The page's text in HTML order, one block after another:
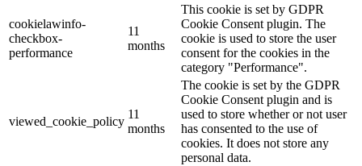
cookielawinfo-
checkbox-
performance
11
months
This cookie is set by GDPR
Cookie Consent plugin. The
cookie is used to store the user
consent for the cookies in the
category "Performance".
viewed_cookie_policy
11
months
The cookie is set by the GDPR
Cookie Consent plugin and is
used to store whether or not user
has consented to the use of
cookies. It does not store any
personal data.